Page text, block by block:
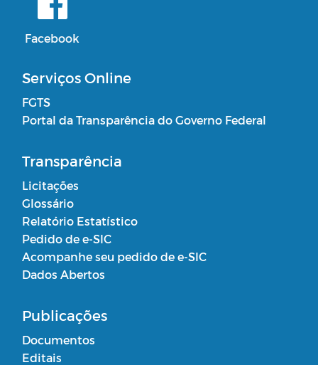
Facebook
Serviços Online
FGTS
Portal da Transparência do Governo Federal
Transparência
Licitações
Glossário
Relatório Estatístico
Pedido de e-SIC
Acompanhe seu pedido de e-SIC
Dados Abertos
Publicações
Documentos
Editais